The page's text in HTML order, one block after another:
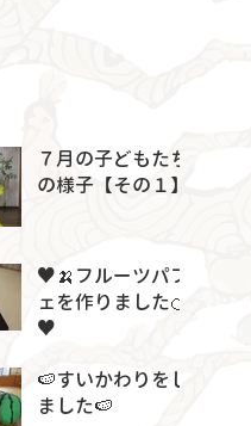
７月の子どもたち
の様子【その１】
♥🍌フルーツパフ
ェを作りました🍊
♥
🍉すいかわりをし
ました🍉